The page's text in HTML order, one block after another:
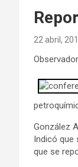
22 abril,
González
Indicó que
que se